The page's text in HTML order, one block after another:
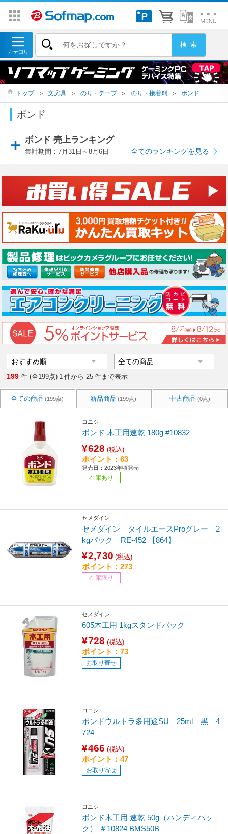
トップ ＞ 文房具 ＞ のり・テープ ＞ のり・接着剤 ＞ ボンド
ボンド
ボンド 売上ランキング
集計期間：7月31日～8月6日 全てのランキングを見る
199 件 (全199点) 1 件から 25 件まで表示
全ての商品 (199点) 新品商品 (199点) 中古商品 (0点)
コニシ
ボンド 木工用速乾 180g #10832
¥628 (税込)
ポイント：63
発売日：2023年頃発売
在庫あり
セメダイン
セメダイン タイルエースProグレー 2
kgパック RE-452 【864】
¥2,730 (税込)
ポイント：273
在庫限り
セメダイン
605木工用 1kgスタンドパック
¥728 (税込)
ポイント：73
お取り寄せ
コニシ
ボンドウルトラ多用途SU 25ml 黒 4
724
¥466 (税込)
ポイント：47
お取り寄せ
コニシ
ボンド木工用 速乾 50g（ハンディパッ
ク） ＃10824 BMS50B